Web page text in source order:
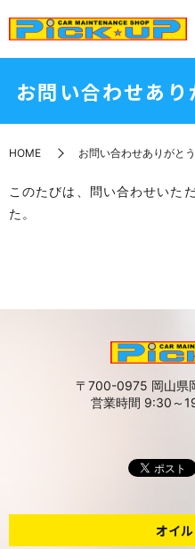
お問い合わせあ
HOME お問い合わせありがと
このたびは、問い合わせいた
た。
〒700-0975 岡山県
営業時間 9:30～
オイ